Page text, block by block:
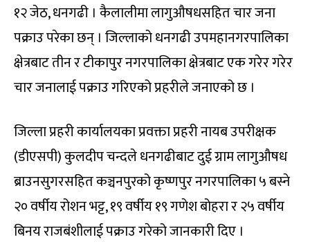
१२ जेठ, धनगढी । कैलालीमा लागुऔषधसहित चार जना
पक्राउ परेका छन् । जिल्लाको धनगढी उपमहानगरपालिका
क्षेत्रबाट तीन र टीकापुर नगरपालिका क्षेत्रबाट एक गरेर गरेर
चार जनालाई पक्राउ गरिएको प्रहरीले जनाएको छ ।
जिल्ला प्रहरी कार्यालयका प्रवक्ता प्रहरी नायब उपरीक्षक
(डीएसपी) कुलदीप चन्दले धनगढीबाट दुई ग्राम लागुऔषध
ब्राउनसुगरसहित कञ्चनपुरको कृष्णपुर नगरपालिका ५ बस्ने
२० वर्षीय रोशन भट्ट, १९ वर्षीय १९ गणेश बोहरा र २५ वर्षीय
बिनय राजबंशीलाई पक्राउ गरेको जानकारी दिए ।